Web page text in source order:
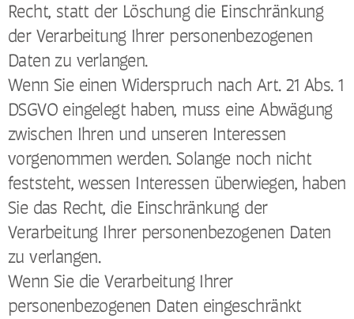
Recht, statt der Löschung die Einschränkung
der Verarbeitung Ihrer personenbezogenen
Daten zu verlangen.
Wenn Sie einen Widerspruch nach Art. 21 Abs. 1
DSGVO eingelegt haben, muss eine Abwägung
zwischen Ihren und unseren Interessen
vorgenommen werden. Solange noch nicht
feststeht, wessen Interessen überwiegen, haben
Sie das Recht, die Einschränkung der
Verarbeitung Ihrer personenbezogenen Daten
zu verlangen.
Wenn Sie die Verarbeitung Ihrer
personenbezogenen Daten eingeschränkt